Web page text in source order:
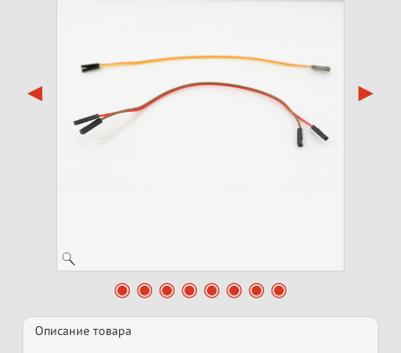
Описание товара